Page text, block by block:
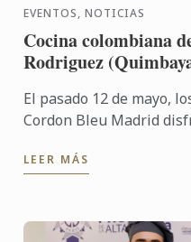
EVENTOS, NOTICIAS
Cocina colombiana
Rodriguez
El pasado 12 de mayo,
Cordon Bleu Madrid
chef Edwin ...
LEER MÁS